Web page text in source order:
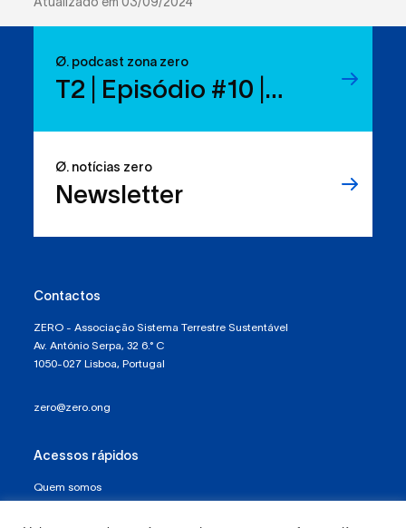
Ø. podcast zona zero
T2 | Episódio #10 |
sabemos usá-los?
Ø. notícias zero
Newsletter
Contactos
ZERO - Associação Sistema Terrestre Sustentável
Av. António Serpa, 32 6.° C
1050-027 Lisboa, Portugal
zero@zero.ong
Acessos rápidos
Quem somos